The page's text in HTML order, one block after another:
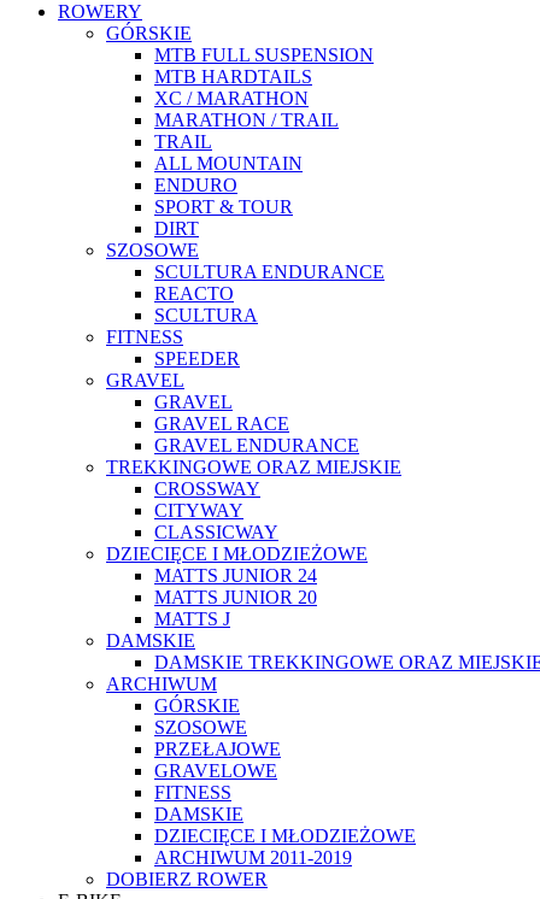
ROWERY
GÓRSKIE
MTB FULL SUSPENSION
MTB HARDTAILS
XC / MARATHON
MARATHON / TRAIL
TRAIL
ALL MOUNTAIN
ENDURO
SPORT & TOUR
DIRT
SZOSOWE
SCULTURA ENDURANCE
REACTO
SCULTURA
FITNESS
SPEEDER
GRAVEL
GRAVEL
GRAVEL RACE
GRAVEL ENDURANCE
TREKKINGOWE ORAZ MIEJSKIE
CROSSWAY
CITYWAY
CLASSICWAY
DZIECIĘCE I MŁODZIEŻOWE
MATTS JUNIOR 24
MATTS JUNIOR 20
MATTS J
DAMSKIE
DAMSKIE TREKKINGOWE ORAZ
ARCHIWUM
GÓRSKIE
SZOSOWE
PRZEŁAJOWE
GRAVELOWE
FITNESS
DAMSKIE
DZIECIĘCE I MŁODZIEŻOWE
ARCHIWUM 2011-2019
DOBIERZ ROWER